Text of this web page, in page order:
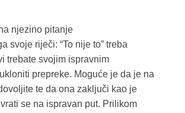
njezino pitanje
svoje riječi: “To nije to” treba
trebate svojim ispravnim
prepreke. Moguće je da je na
te da ona zaključi kao je
se na ispravan put. Prilikom